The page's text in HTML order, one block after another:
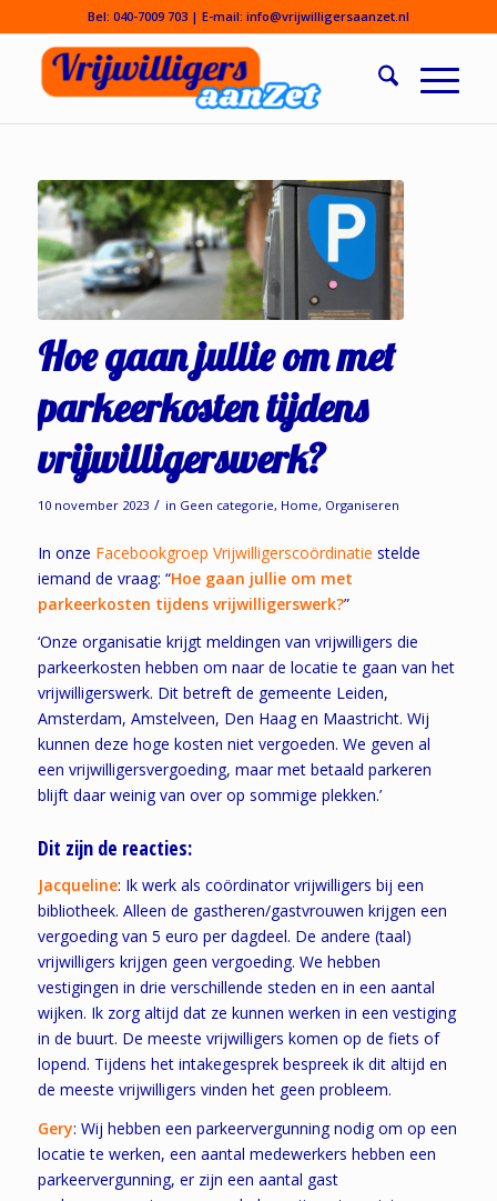
Bel: 040-7009 703| E-mail: info@vrijwilligersaanzet.nl
Hoe gaan jullie om met
parkeerkosten tijdens
vrijwilligerswerk?
10 november 2023 / in Geen categorie, Home, Organiseren
In onze Facebookgroep Vrijwilligerscoördinatie stelde
iemand de vraag: “Hoe gaan jullie om met
parkeerkosten tijdens vrijwilligerswerk?”
‘Onze organisatie krijgt meldingen van vrijwilligers die
parkeerkosten hebben om naar de locatie te gaan van het
vrijwilligerswerk. Dit betreft de gemeente Leiden,
Amsterdam, Amstelveen, Den Haag en Maastricht. Wij
kunnen deze hoge kosten niet vergoeden. We geven al
een vrijwilligersvergoeding, maar met betaald parkeren
blijft daar weinig van over op sommige plekken.’
Dit zijn de reacties:
Jacqueline: Ik werk als coördinator vrijwilligers bij een
bibliotheek. Alleen de gastheren/gastvrouwen krijgen een
vergoeding van 5 euro per dagdeel. De andere (taal)
vrijwilligers krijgen geen vergoeding. We hebben
vestigingen in drie verschillende steden en in een aantal
wijken. Ik zorg altijd dat ze kunnen werken in een vestiging
in de buurt. De meeste vrijwilligers komen op de fiets of
lopend. Tijdens het intakegesprek bespreek ik dit altijd en
de meeste vrijwilligers vinden het geen probleem.
Gery: Wij hebben een parkeervergunning nodig om op een
locatie te werken, een aantal medewerkers hebben een
parkeervergunning, er zijn een aantal gast